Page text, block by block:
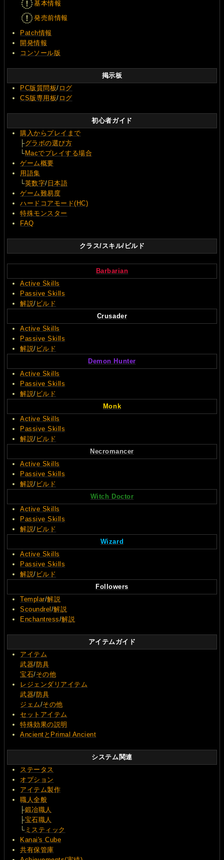
基本情報
発売前情報
Patch情報
開発情報
コンソール版
掲示板
PC版質問板/ ログ
CS版専用板/ ログ
初心者ガイド
購入からプレイまで
├グラボの選び方
└Macでプレイする場合
ゲーム概要
用語集
└英数字/ 日本語
ゲーム難易度
ハードコアモード(HC)
特殊モンスター
FAQ
クラス/スキル/ビルド
Barbarian
Active Skills
Passive Skills
解説/ ビルド
Crusader
Active Skills
Passive Skills
解説/ ビルド
Demon Hunter
Active Skills
Passive Skills
解説/ ビルド
Monk
Active Skills
Passive Skills
解説/ ビルド
Necromancer
Active Skills
Passive Skills
解説/ ビルド
Witch Doctor
Active Skills
Passive Skills
解説/ ビルド
Wizard
Active Skills
Passive Skills
解説/ ビルド
Followers
Templar/解説
Scoundrel/解説
Enchantress/解説
アイテムガイド
アイテム
武器/防具
宝石/その他
レジェンダリアイテム
武器/防具
ジェム/その他
セットアイテム
特殊効果の説明
AncientとPrimal Ancient
システム関連
ステータス
オプション
アイテム製作
職人全般
├鍛冶職人
├宝石職人
└ミスティック
Kanai's Cube
共有保管庫